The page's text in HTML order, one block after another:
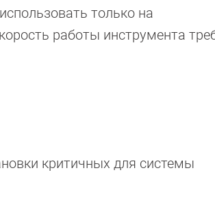
только на
работы инструмента
критичных для системы